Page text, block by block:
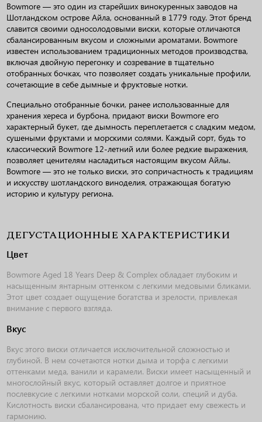
Bowmore — это один из старейших винокуренных заводов на
Шотландском острове Айла, основанный в 1779 году. Этот бренд
славится своими односолодовыми виски, которые отличаются
сбалансированным вкусом и сложными ароматами. Bowmore
известен использованием традиционных методов производства,
включая двойную перегонку и созревание в тщательно
отобранных бочках, что позволяет создать уникальные профили,
сочетающие в себе дымные и фруктовые нотки.
Специально отобранные бочки, ранее использованные для
хранения хереса и бурбона, придают виски Bowmore его
характерный букет, где дымность переплетается с сладким медом,
сушеными фруктами и морскими солями. Каждый сорт, будь то
классический Bowmore 12-летний или более редкие выражения,
позволяет ценителям насладиться настоящим вкусом Айлы.
Bowmore — это не только виски, это сопричастность к традициям
и искусству шотландского виноделия, отражающая богатую
историю и культуру региона.
ДЕГУСТАЦИОННЫЕ ХАРАКТЕРИСТИКИ
Цвет
Bowmore Aged 18 Years Deep & Complex обладает глубоким и
насыщенным янтарным оттенком с легкими медовыми бликами.
Этот цвет создает ощущение богатства и зрелости, привлекая
внимание с первого взгляда.
Вкус
Вкус этого виски отличается исключительной сложностью и
глубиной. В нем сочетаются нотки дыма и торфа с легкими
оттенками меда, ванили и карамели. Виски имеет насыщенный и
многослойный вкус, который оставляет долгое и приятное
послевкусие с легкими нотками морской соли, специй и дуба.
Кислотность виски сбалансирована, что придает ему свежесть и
гармонию.